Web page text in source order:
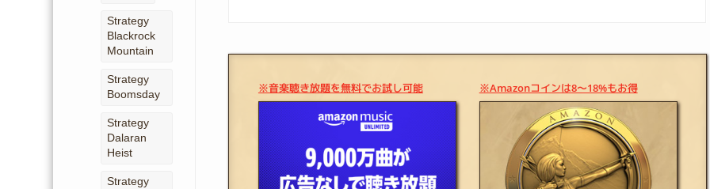
※音楽聴き放題を無料でお試し可能 ※Amazonコインは8～18%もお得
Strategy
Blackrock
Mountain
Strategy
Boomsday
Strategy
Dalaran
Heist
Strategy